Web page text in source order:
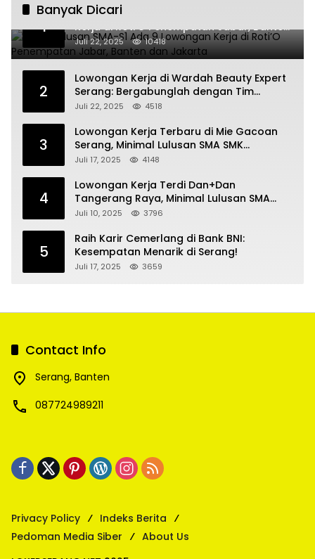
Banyak Dicari
1
Untuk Lulusan SMA-S1 Ada 9 Lowongan
Kerja di Roti’O Penempatan Jabar, Banten
dan Jakarta
Juli 22, 2025 10418
2
Lowongan Kerja di Wardah Beauty Expert
Serang: Bergabunglah dengan Tim
Kecantikan
Juli 22, 2025 4518
3
Lowongan Kerja Terbaru di Mie Gacoan
Serang, Minimal Lulusan SMA SMK
Sederajat
Juli 17, 2025 4148
4
Lowongan Kerja Terdi Dan+Dan
Tangerang Raya, Minimal Lulusan SMA
SMK
Juli 10, 2025 3796
5
Raih Karir Cemerlang di Bank BNI:
Kesempatan Menarik di Serang!
Juli 17, 2025 3659
Contact Info
Serang, Banten
087724989211
Privacy Policy
Indeks Berita
Pedoman Media Siber
About Us